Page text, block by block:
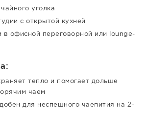
уголка
с открытой кухней
в офисной переговорной или lounge-
тепло и помогает дольше
чаем
для неспешного чаепития на 2–